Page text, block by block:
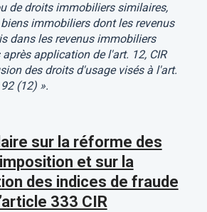
de droits immobiliers similaires,
immobiliers dont les revenus
dans les revenus immobiliers
application de l'art. 12, CIR
des droits d'usage visés à l'art.
(12) ».
sur la réforme des
et sur la
des indices de fraude
333 CIR